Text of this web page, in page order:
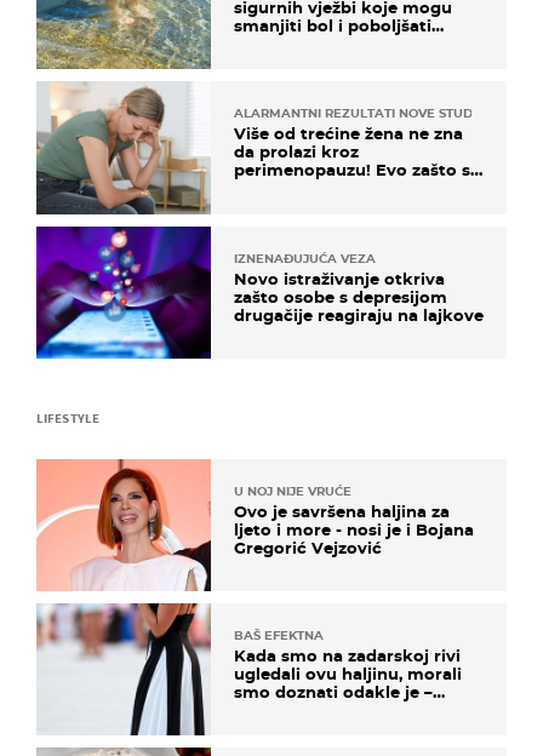
sigurnih vježbi koje mogu
smanjiti bol i poboljšati
ALARMANTNI REZULTATI NOVE STUDIJE
Više od trećine žena ne zna
da prolazi kroz
perimenopauzu! Evo zašto su
IZNENAĐUJUĆA VEZA
Novo istraživanje otkriva
zašto osobe s depresijom
drugačije reagiraju na lajkove
LIFESTYLE
U NOJ NIJE VRUĆE
Ovo je savršena haljina za
ljeto i more - nosi je i Bojana
Gregorić Vejzović
BAŠ EFEKTNA
Kada smo na zadarskoj rivi
ugledali ovu haljinu, morali
smo doznati odakle je –